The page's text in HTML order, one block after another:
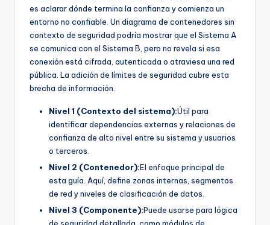
es aclarar dónde termina la confianza y comienza un
entorno no confiable. Un diagrama de contenedores sin
contexto de seguridad podría mostrar que el Sistema A
se comunica con el Sistema B, pero no revela si esa
conexión está cifrada, autenticada o atraviesa una red
pública. La adición de límites de seguridad cubre esta
brecha de información.
Nivel 1 (Contexto del sistema):Útil para
identificar dependencias externas y relaciones de
confianza de alto nivel entre su sistema y usuarios
o terceros.
Nivel 2 (Contenedor):El enfoque principal de
esta guía. Aquí, define zonas internas, segmentos
de red y niveles de clasificación de datos.
Nivel 3 (Componente):Puede usarse para lógica